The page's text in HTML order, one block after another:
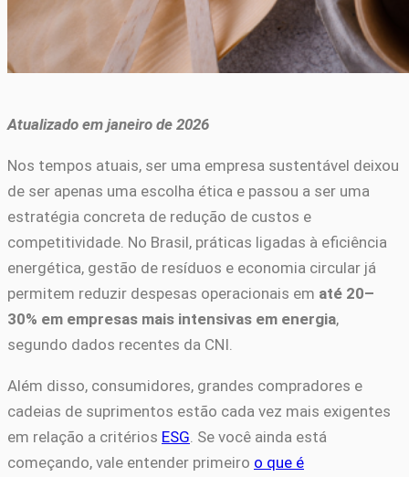
Atualizado em janeiro de 2026
Nos tempos atuais, ser uma empresa sustentável deixou
de ser apenas uma escolha ética e passou a ser uma
estratégia concreta de redução de custos e
competitividade. No Brasil, práticas ligadas à eficiência
energética, gestão de resíduos e economia circular já
permitem reduzir despesas operacionais em até 20–
30% em empresas mais intensivas em energia,
segundo dados recentes da CNI.
Além disso, consumidores, grandes compradores e
cadeias de suprimentos estão cada vez mais exigentes
em relação a critérios ESG . Se você ainda está
começando, vale entender primeiro o que é